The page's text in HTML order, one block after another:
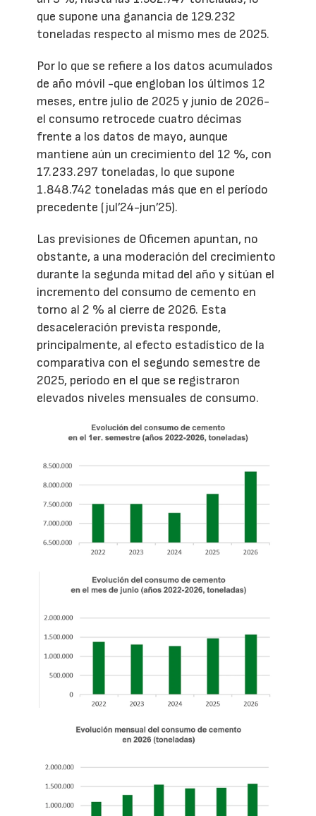
que supone una ganancia de 129.232
toneladas respecto al mismo mes de 2025.
Por lo que se refiere a los datos acumulados
de año móvil -que engloban los últimos 12
meses, entre julio de 2025 y junio de 2026-
el consumo retrocede cuatro décimas
frente a los datos de mayo, aunque
mantiene aún un crecimiento del 12 %, con
17.233.297 toneladas, lo que supone
1.848.742 toneladas más que en el período
precedente (jul’24-jun’25).
Las previsiones de Oficemen apuntan, no
obstante, a una moderación del crecimiento
durante la segunda mitad del año y sitúan el
incremento del consumo de cemento en
torno al 2 % al cierre de 2026. Esta
desaceleración prevista responde,
principalmente, al efecto estadístico de la
comparativa con el segundo semestre de
2025, período en el que se registraron
elevados niveles mensuales de consumo.